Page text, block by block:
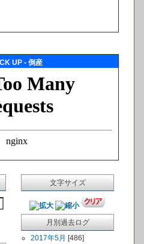
UP - 倒産
文字サイズ
月別過去ログ
2017年5月 [486]